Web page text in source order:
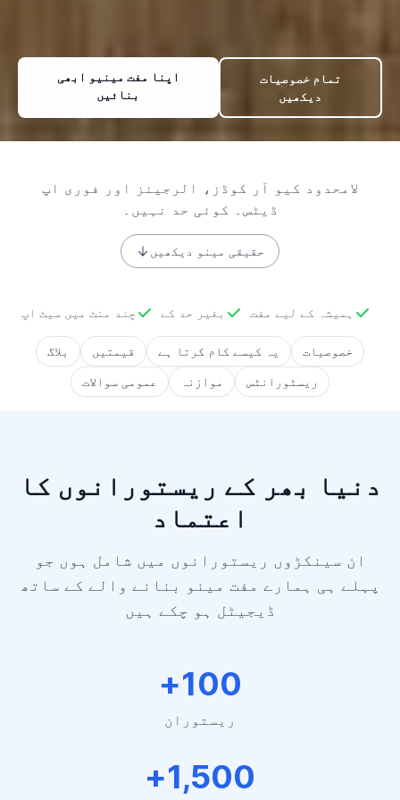
اپنا مفت مینیو ابھی
بنائیں
تمام خصوصیات
دیکھیں
لامحدود کیو آر کوڈز، الرجینز اور فوری اپ
ڈیٹس۔ کوئی حد نہیں۔
حقیقی مینو دیکھیں
ہمیشہ کے لیے مفت بغیر حد کے چند منٹ میں سیٹ اپ
خصوصیات یہ کیسے کام کرتا ہے قیمتیں
بلاگ
ریسٹورانٹس
موازنہ عمومی سوالات
دنیا بھر کے ریستورانوں کا
اعتماد
ان سینکڑوں ریستورانوں میں شامل ہوں جو
پہلے ہی ہمارے مفت مینو بنانے والے کے ساتھ
ڈیجیٹل ہو چکے ہیں
100+
ریستوران
1,500+